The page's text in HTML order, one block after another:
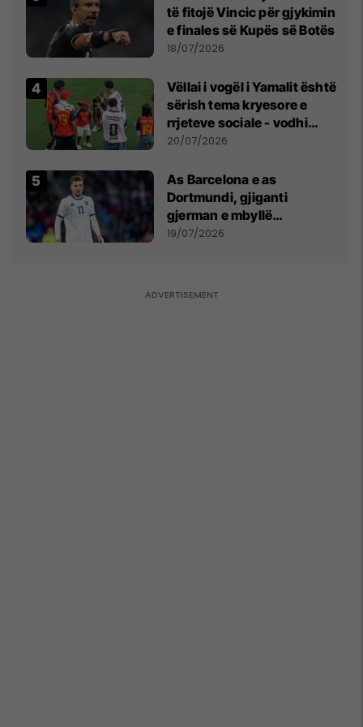
të fitojë Vincic për gjykimin
e finales së Kupës së Botës
18/07/2026
Vëllai i vogël i Yamalit është
sërish tema kryesore e
rrjeteve sociale - vodhi
vëmendjen pas finales së
20/07/2026
As Barcelona e as
Dortmundi, gjiganti
gjerman e mbyllë
marrëveshjen për Fisnik
19/07/2026